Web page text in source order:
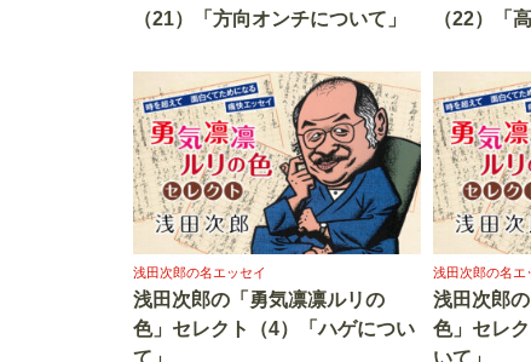
（21）「方向オンチについて」
（22）「
浅田次郎の名エッセイ
浅田次郎の「勇気凛凛ルリの
色」セレクト（4）「ハゲについ
て」
浅田次郎の名エ
浅田次郎
色」セレ
いて」